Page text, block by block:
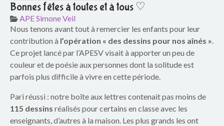
d
e
s
p
a
r
Bonnes fêtes à toutes et à tous ♡
APE Simone Veil
Nous tenons avant tout à remercier les enfants pour leur
contribution à l’opération « des dessins pour nos aînés ».
Ce projet lancé par l’APESV visait à apporter un peu de
couleur et de poésie aux personnes dont la solitude est
parfois plus difficile à vivre en cette période.
Pari réussi : notre boîte aux lettres contenait pas moins de
115 dessins réalisés pour certains en classe avec les
enseignants, d’autres à la maison. Les plus grands les ont